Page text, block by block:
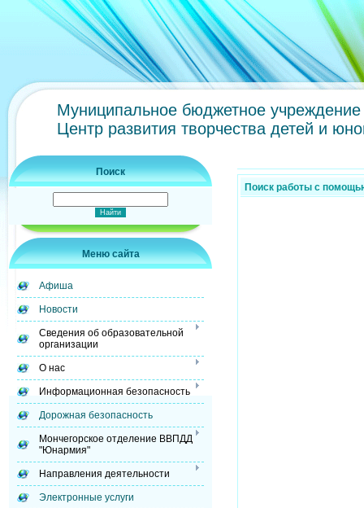
Муниципальное бюджетное учреждение
Центр развития творчества детей и
Поиск
Меню сайта
Афиша
Новости
Сведения об образовательной
организации
О нас
Информационная безопасность
Дорожная безопасность
Мончегорское отделение ВВПДД
"Юнармия"
Направления деятельности
Электронные услуги
Поиск работы с